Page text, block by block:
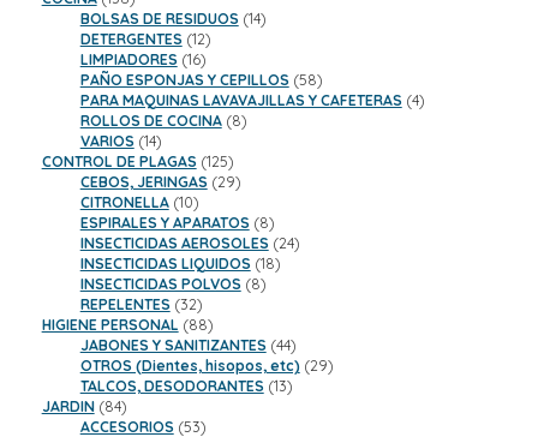
productos
BOLSAS DE RESIDUOS 1414
DETERGENTES 1212
productos
LIMPIADORES 1616
productos
PAÑO ESPONJAS Y CEPILLOS 5858
productos
PARA MAQUINAS LAVAVAJILLAS Y CAFETERAS 44
ROLLOS DE COCINA 88
VARIOS 1414
productos
CONTROL DE PLAGAS 125125
productos
CEBOS, JERINGAS 2929
CITRONELLA 1010
productos
ESPIRALES Y APARATOS 88
productos
INSECTICIDAS AEROSOLES 2424
INSECTICIDAS LIQUIDOS 1818
INSECTICIDAS POLVOS 88
REPELENTES 3232
productos
HIGIENE PERSONAL 8888
productos
JABONES Y SANITIZANTES 4444
productos
OTROS (Dientes, hisopos, etc) 2929
TALCOS, DESODORANTES 1313
JARDIN 8484
productos
ACCESORIOS 5353